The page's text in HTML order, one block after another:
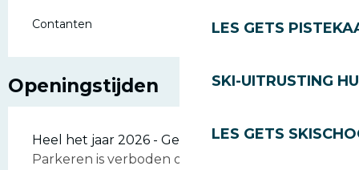
LES GETS
SKI-UITRUSTING
LES GETS
Contanten
Openingstijden
Heel het jaar 2026 - Geopend alle dagen
Parkeren is verboden op de parkeerplaats